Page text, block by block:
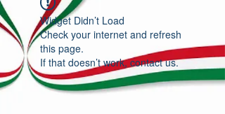
Widget Didn’t Load
Check your internet and refresh
this page.
If that doesn’t work, contact us.